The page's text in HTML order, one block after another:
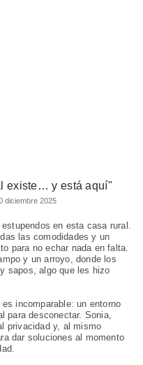
existe… y está aquí"
diciembre 2025
en esta casa rural.
las comodidades y un
para no echar nada en falta.
y un arroyo, donde los
sapos, algo que les hizo
incomparable: un entorno
para desconectar. Sonia,
privacidad y, al mismo
dar soluciones al momento